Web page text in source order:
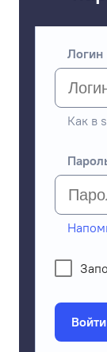
Логин
Как в
Войти